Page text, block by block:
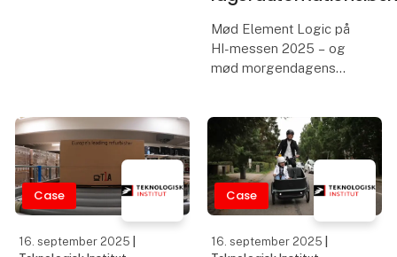
Mød Element Logic på
HI-messen 2025 – og
mød morgendagens
Robotlager på
abonnement, intelligent
håndtering af varer via AI
og innovative
kombinationer af r
Case
16. september 2025
Case
16. september 2025